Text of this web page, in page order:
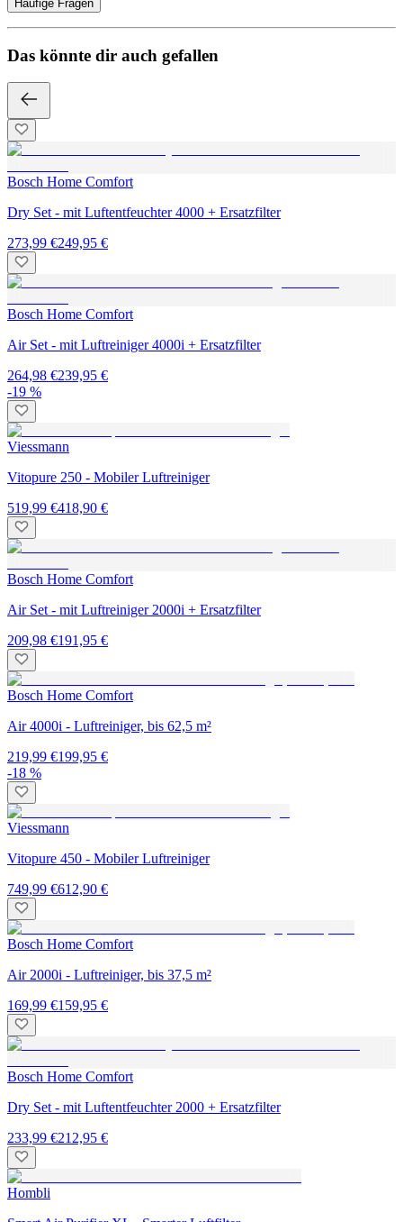
Häufige Fragen
Das könnte dir auch gefallen
Bosch Home Comfort
Dry Set - mit Luftentfeuchter 4000 + Ersatzfilter
273,99 €249,95 €
Bosch Home Comfort
Air Set - mit Luftreiniger 4000i + Ersatzfilter
264,98 €239,95 €
-19 %
Viessmann
Vitopure 250 - Mobiler Luftreiniger
519,99 €418,90 €
Bosch Home Comfort
Air Set - mit Luftreiniger 2000i + Ersatzfilter
209,98 €191,95 €
Bosch Home Comfort
Air 4000i - Luftreiniger, bis 62,5 m²
219,99 €199,95 €
-18 %
Viessmann
Vitopure 450 - Mobiler Luftreiniger
749,99 €612,90 €
Bosch Home Comfort
Air 2000i - Luftreiniger, bis 37,5 m²
169,99 €159,95 €
Bosch Home Comfort
Dry Set - mit Luftentfeuchter 2000 + Ersatzfilter
233,99 €212,95 €
Hombli